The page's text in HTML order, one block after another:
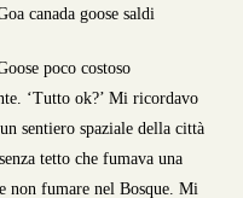
canada goose saldi
poco costoso
‘Tutto ok?’ Mi ricordavo
sentiero spaziale della città
tetto che fumava una
non fumare nel Bosque. Mi